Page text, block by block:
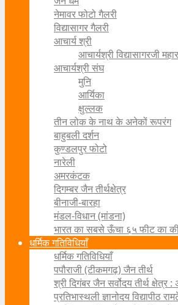
नेमावर फोटो गैलरी
विद्यासागर गैलरी
आचार्य श्री
आचार्यश्री विद्यासागरजी
आचार्यश्री संघ
मुनि
आर्यिका
क्षुल्लक
तीन लोक के नाथ के अनेकों रूपरंग
बाहुबली दर्शन
कुण्डलपुर फोटो
नारेली
अमरकंटक
दिगम्बर जैन तीर्थक्षेत्र
बीनाजी-बारहा
मंडल-विधान (मांडना)
भारत का सबसे ऊँचा ६५ फीट का
धर्मिक गतिविधियाँ
धर्मिक गतिविधियाँ
पपौराजी (टीकमगढ़) जैन तीर्थ
श्री दिगंबर जैन सर्वोदय तीर्थ
प्रतिभास्थली ज्ञानोदय विद्यापीठ